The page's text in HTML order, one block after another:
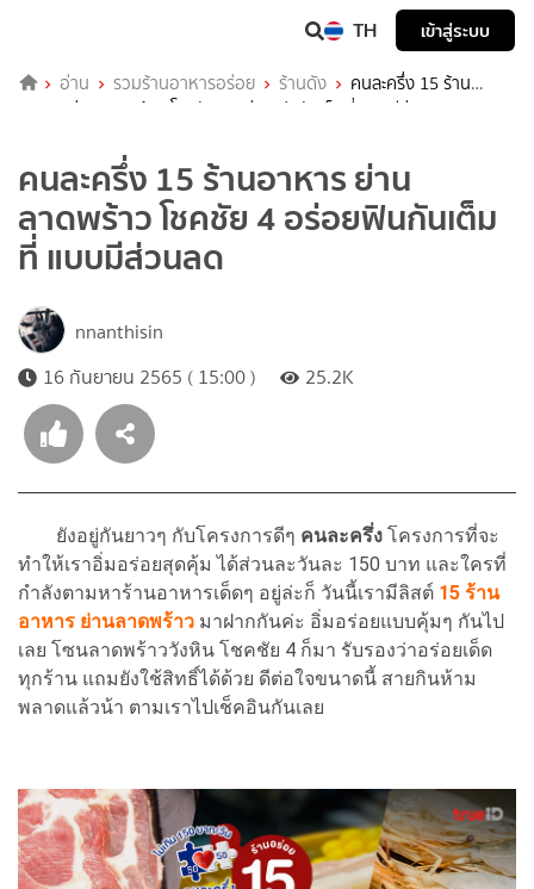
TH เข้าสู่ระบบ
อ่าน รวมร้านอาหารอร่อย ร้านดัง
คนละครึ่ง 15 ร้าน
อาหาร ย่านลาดพร้าว โชคชัย 4 อร่อยฟินกันเต็มที่ แบบมีส่วนลด
คนละครึ่ง 15 ร้านอาหาร ย่าน
ลาดพร้าว โชคชัย 4 อร่อยฟินกันเต็ม
ที่ แบบมีส่วนลด
nnanthisin
16 กันยายน 2565 ( 15:00 )
25.2K
ยังอยู่กันยาวๆ กับโครงการดีๆ คนละครึ่ง โครงการที่จะ
ทำให้เราอิ่มอร่อยสุดคุ้ม ได้ส่วนละวันละ 150 บาท และใครที่
กำลังตามหาร้านอาหารเด็ดๆ อยู่ล่ะก็ วันนี้เรามีลิสต์ 15 ร้าน
อาหาร ย่านลาดพร้าว มาฝากกันค่ะ อิ่มอร่อยแบบคุ้มๆ กันไป
เลย โซนลาดพร้าววังหิน โชคชัย 4 ก็มา รับรองว่าอร่อยเด็ด
ทุกร้าน แถมยังใช้สิทธิ์ได้ด้วย ดีต่อใจขนาดนี้ สายกินห้าม
พลาดแล้วน้า ตามเราไปเช็คอินกันเลย